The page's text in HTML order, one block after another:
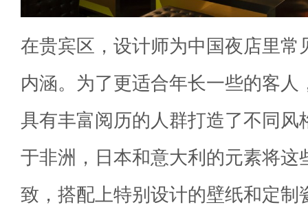
在贵宾区，设计师为中国夜店里常
内涵。为了更适合年长一些的客人
具有丰富阅历的人群打造了不同风
于非洲，日本和意大利的元素将这
致，搭配上特别设计的壁纸和定制